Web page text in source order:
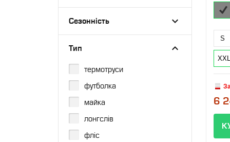
Сезонність
Тип
термотруси
футболка
майка
лонгслів
фліс
S
XXL
6